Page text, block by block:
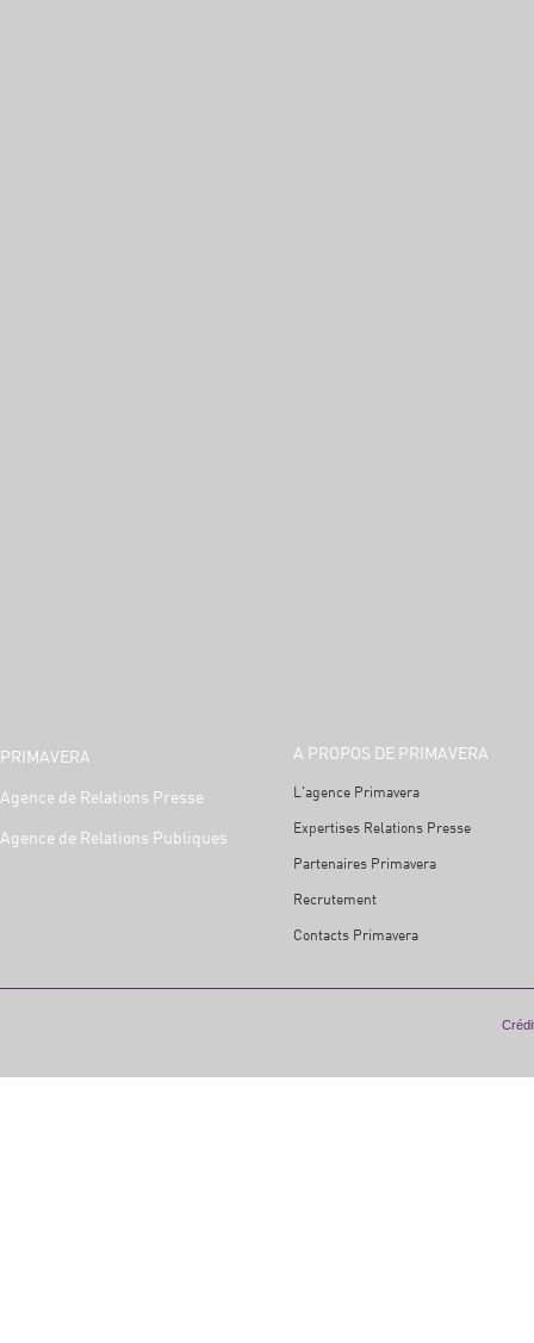
PRIMAVERA
Agence de Relations Presse
Agence de Relations Publiques
A PROPOS DE PRIMAVERA
L'agence Primavera
Expertises Relations Presse
Partenaires Primavera
Recrutement
Contacts Primavera